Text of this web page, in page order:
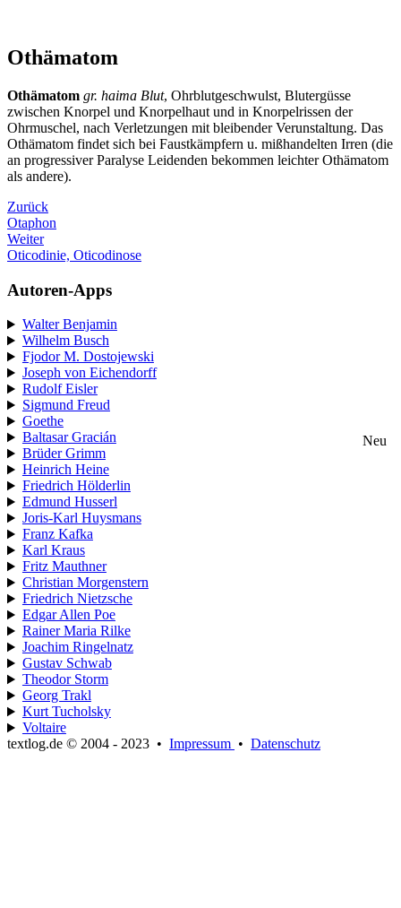
Othämatom
Othämatom gr. haima Blut, Ohrblutgeschwulst, Blutergüsse
zwischen Knorpel und Knorpelhaut und in Knorpelrissen der
Ohrmuschel, nach Verletzungen mit bleibender Verunstaltung. Das
Othämatom findet sich bei Faustkämpfern u. mißhandelten Irren (die
an progressiver Paralyse Leidenden bekommen leichter Othämatom
als andere).
Zurück
Otaphon
Weiter
Oticodinie, Oticodinose
Autoren-Apps
Walter Benjamin
Wilhelm Busch
Fjodor M. Dostojewski
Joseph von Eichendorff
Rudolf Eisler
Sigmund Freud
Goethe
Baltasar Gracián
Neu
Brüder Grimm
Heinrich Heine
Friedrich Hölderlin
Edmund Husserl
Joris-Karl Huysmans
Franz Kafka
Karl Kraus
Fritz Mauthner
Christian Morgenstern
Friedrich Nietzsche
Edgar Allen Poe
Rainer Maria Rilke
Joachim Ringelnatz
Gustav Schwab
Theodor Storm
Georg Trakl
Kurt Tucholsky
Voltaire
textlog.de © 2004 - 2023 • Impressum • Datenschutz